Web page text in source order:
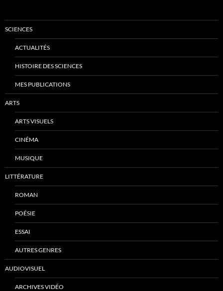
SCIENCES
ACTUALITÉS
HISTOIRE DES SCIENCES
MES PUBLICATIONS
ARTS
ARTS VISUELS
CINÉMA
MUSIQUE
LITTÉRATURE
ROMAN
POÉSIE
ESSAI
AUTRES GENRES
AUDIOVISUEL
ARCHIVES VIDÉO